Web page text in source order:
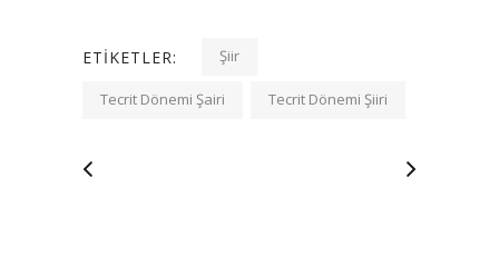
ETIKETLER: Şiir
Tecrit Dönemi Şairi Tecrit Dönemi Şiiri